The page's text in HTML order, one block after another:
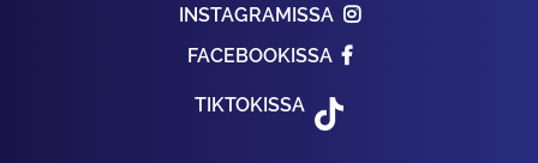
INSTAGRAMISSA
FACEBOOKISSA
TIKTOKISSA